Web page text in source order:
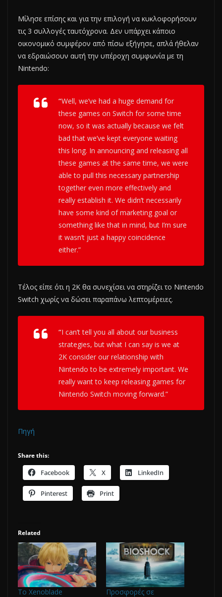
Μίλησε επίσης και για την επιλογή να κυκλοφορήσουν
τις 3 συλλογές ταυτόχρονα. Δεν υπάρχει κάποιο
οικονομικό συμφέρον από πίσω εξήγησε, απλά ήθελαν
να εδραιώσουν αυτή την υπέροχη συμφωνία με τη
Nintendo:
“Well, we’ve had a huge demand for
these games on Switch for some time
now, so it was actually because we felt
bad that we’ve kept everyone waiting
this long. In announcing and releasing all
these games at the same time, we were
able to pull this necessary partnership
together even more effectively and
really establish it. We didn’t necessarily
have some kind of marketing goal or
something like that in mind, but I’m sure
it wasn’t just a happy coincidence
either.”
Τέλος είπε ότι η 2K θα συνεχίσει να στηρίζει το Nintendo
Switch χωρίς να δώσει παραπάνω λεπτομέρειες.
“I can’t tell you all about our business
strategies, but what I can say is we at
2K consider our relationship with
Nintendo to be extremely important. We
really want to keep releasing games for
Nintendo Switch moving forward.”
Πηγή
Share this:
Facebook X LinkedIn
Pinterest Print
Related
Το Xenoblade
Προσφορές σε